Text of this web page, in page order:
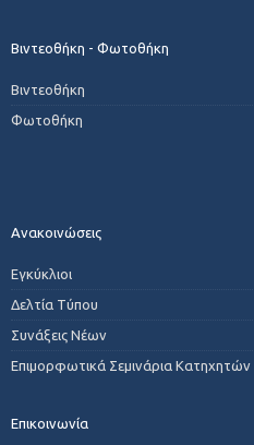
Βιντεοθήκη - Φωτοθήκη
Βιντεοθήκη
Φωτοθήκη
Ανακοινώσεις
Εγκύκλιοι
Δελτία Τύπου
Συνάξεις Νέων
Επιμορφωτικά Σεμινάρια Κατηχητών
Επικοινωνία